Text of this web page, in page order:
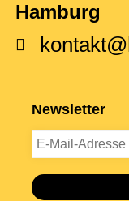
Hamburg
Newsletter